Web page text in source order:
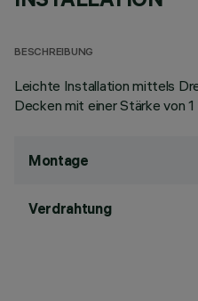
BESCHREIBUNG
Leichte Installation mittels
Decken mit einer Stärke von
Montage
Verdrahtung